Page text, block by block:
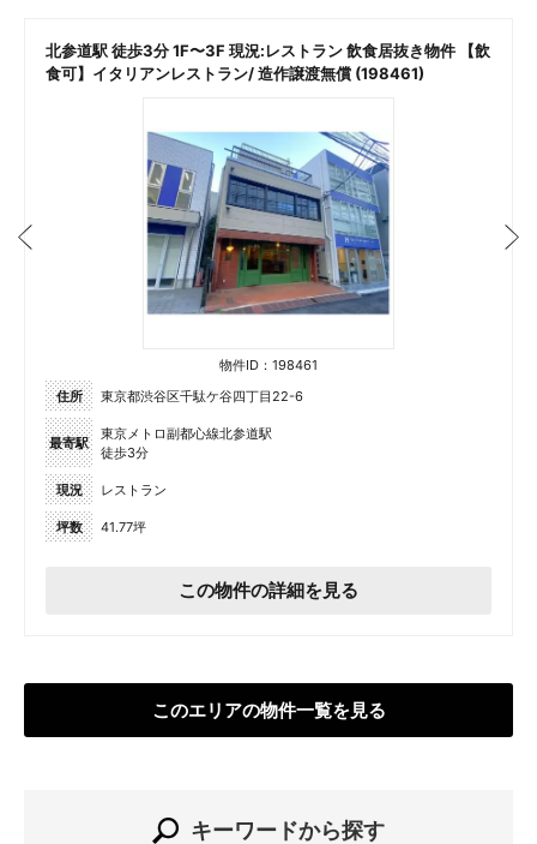
北参道駅 徒歩3分 1F〜3F 現況:レストラン 飲食居抜き物件 【飲
食可】イタリアンレストラン/ 造作譲渡無償 (198461)
物件ID：198461
住所
東京都渋谷区千駄ケ谷四丁目22-6
最寄駅
東京メトロ副都心線北参道駅
徒歩3分
現況 レストラン
坪数 41.77坪
この物件の詳細を見る
このエリアの物件一覧を見る
キーワードから探す